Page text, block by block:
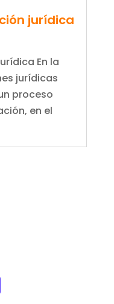
jurídica
En la
jurídicas
proceso
en el